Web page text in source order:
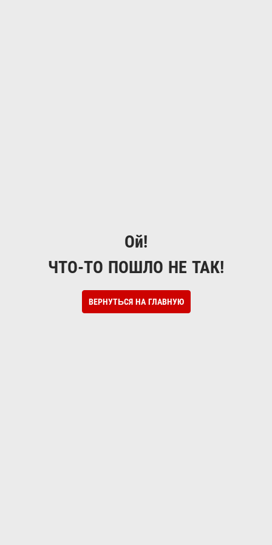
Ой!
ЧТО-ТО ПОШЛО НЕ ТАК!
ВЕРНУТЬСЯ НА ГЛАВНУЮ